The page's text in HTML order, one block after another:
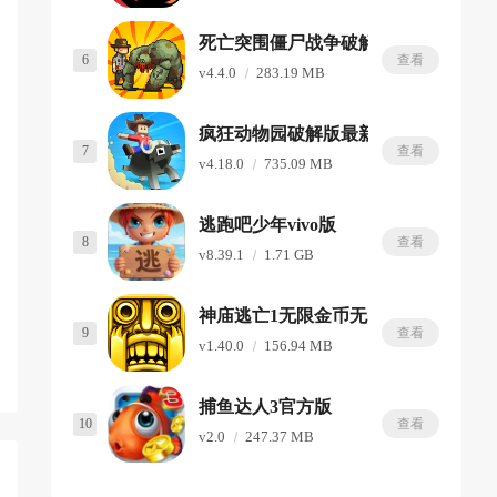
6 查看
死亡突围僵尸战争破解版内置修改器
v4.4.0 283.19 MB
7 查看
疯狂动物园破解版最新版
v4.18.0 735.09 MB
8 查看
逃跑吧少年vivo版
v8.39.1 1.71 GB
9 查看
神庙逃亡1无限金币无限钻石版
v1.40.0 156.94 MB
10 查看
捕鱼达人3官方版
v2.0 247.37 MB